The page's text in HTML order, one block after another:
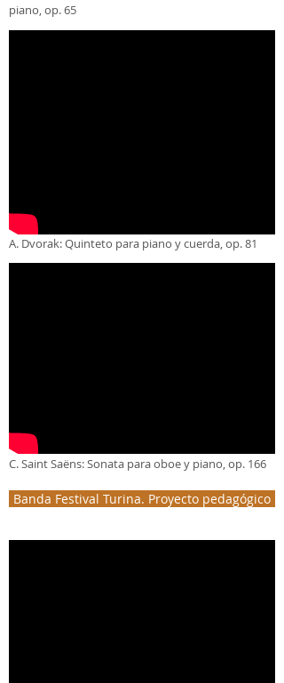
piano, op. 65
A. Dvorak: Quinteto para piano y cuerda, op. 81
C. Saint Saëns: Sonata para oboe y piano, op. 166
Banda Festival Turina. Proyecto pedagógico